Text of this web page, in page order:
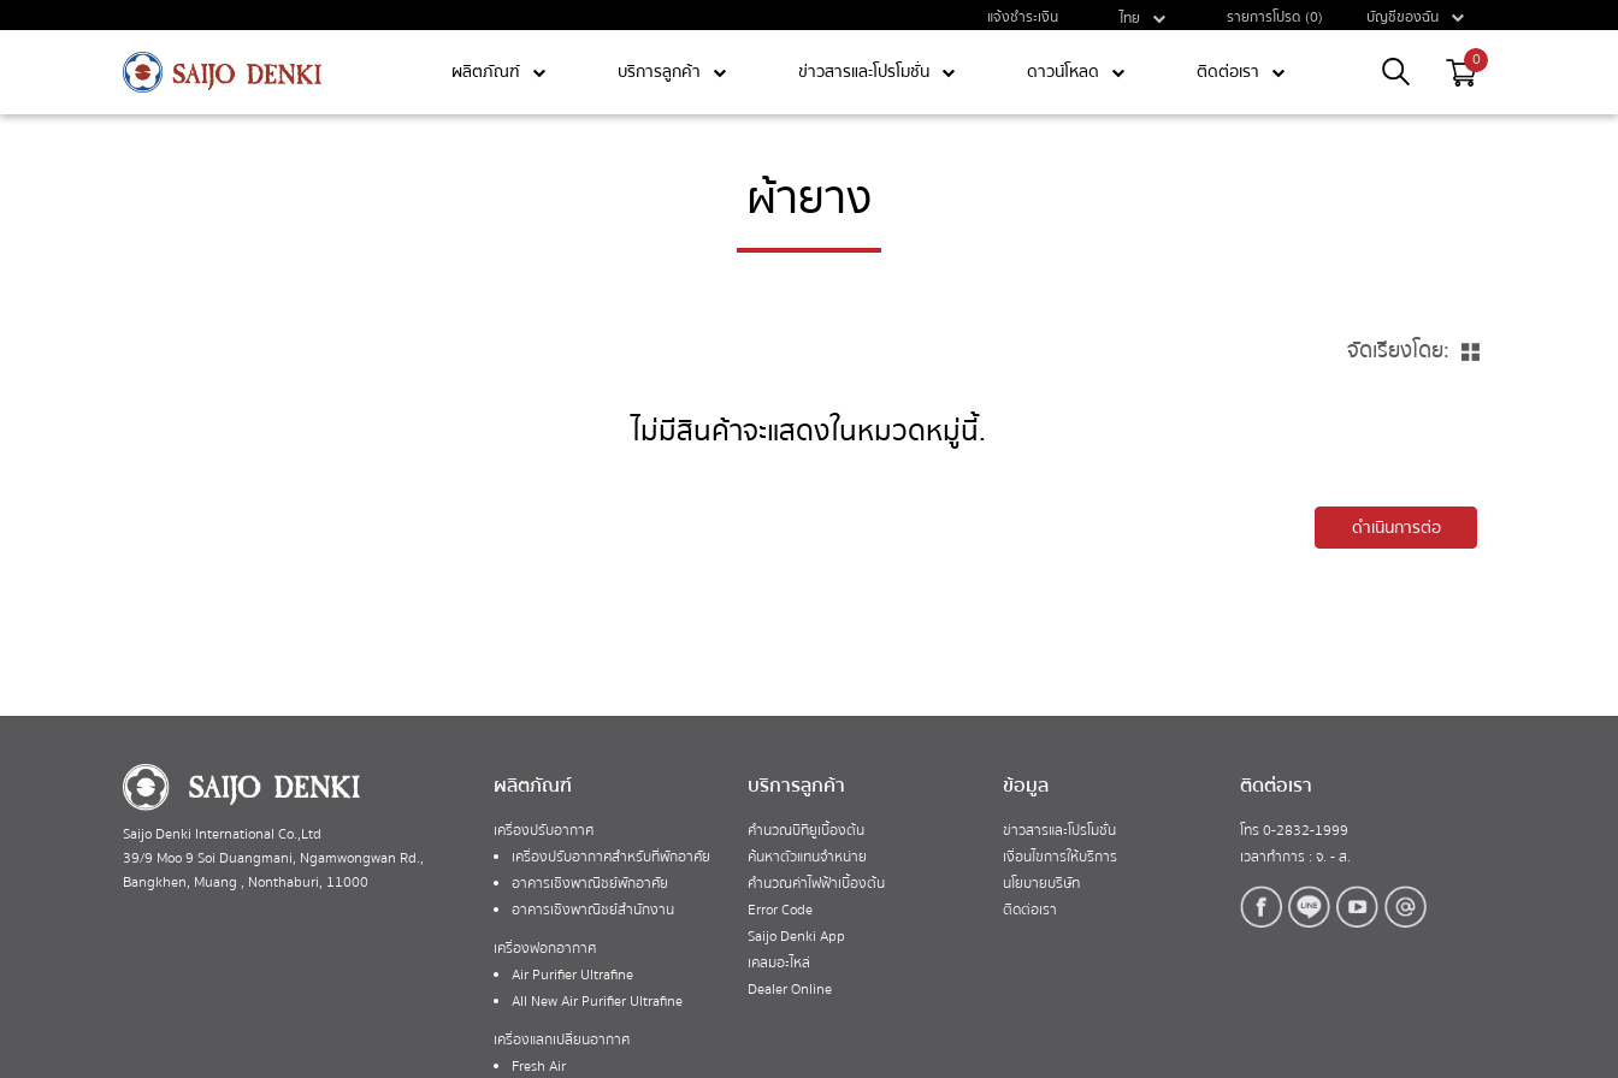
บัญชีของฉัน
รายการโปรด (0)
ไทย
แจ้งชำระเงิน
ผลิตภัณฑ์ บริการลูกค้า ข่าวสารและโปรโมชั่น ดาวน์โหลด ติดต่อเรา 0
ผ้ายาง
จัดเรียงโดย:
ไม่มีสินค้าจะแสดงในหมวดหมู่นี้.
ดำเนินการต่อ
Saijo Denki International Co.,Ltd
39/9 Moo 9 Soi Duangmani, Ngamwongwan Rd.,
Bangkhen, Muang , Nonthaburi, 11000
ผลิตภัณฑ์
เครื่องปรับอากาศ
เครื่องปรับอากาศสำหรับที่พักอาศัย
อาคารเชิงพาณิชย์พักอาศัย
อาคารเชิงพาณิชย์สำนักงาน
เครื่องฟอกอากาศ
Air Purifier Ultrafine
All New Air Purifier Ultrafine
เครื่องแลกเปลี่ยนอากาศ
Fresh Air
บริการลูกค้า
คำนวณบีทียูเบื้องต้น
ค้นหาตัวแทนจำหน่าย
คำนวณค่าไฟฟ้าเบื้องต้น
Error Code
Saijo Denki App
เคลมอะไหล่
Dealer Online
ข้อมูล
ข่าวสารและโปรโมชั่น
เงื่อนไขการให้บริการ
นโยบายบริษัท
ติดต่อเรา
ติดต่อเรา
โทร 0-2832-1999
เวลาทำการ : จ. - ส.